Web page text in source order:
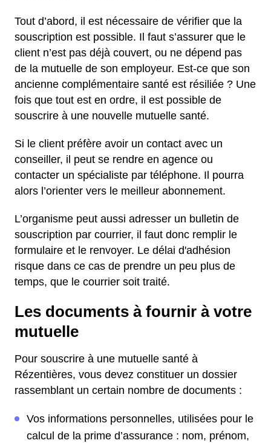
Tout d’abord, il est nécessaire de vérifier que la
souscription est possible. Il faut s’assurer que le
client n’est pas déjà couvert, ou ne dépend pas
de la mutuelle de son employeur. Est-ce que son
ancienne complémentaire santé est résiliée ? Une
fois que tout est en ordre, il est possible de
souscrire à une nouvelle mutuelle santé.
Si le client préfère avoir un contact avec un
conseiller, il peut se rendre en agence ou
contacter un spécialiste par téléphone. Il pourra
alors l’orienter vers le meilleur abonnement.
L’organisme peut aussi adresser un bulletin de
souscription par courrier, il faut donc remplir le
formulaire et le renvoyer. Le délai d'adhésion
risque dans ce cas de prendre un peu plus de
temps, que le courrier soit traité.
Les documents à fournir à votre
mutuelle
Pour souscrire à une mutuelle santé à
Rézentières, vous devez constituer un dossier
rassemblant un certain nombre de documents :
Vos informations personnelles, utilisées pour le
calcul de la prime d’assurance : nom, prénom,